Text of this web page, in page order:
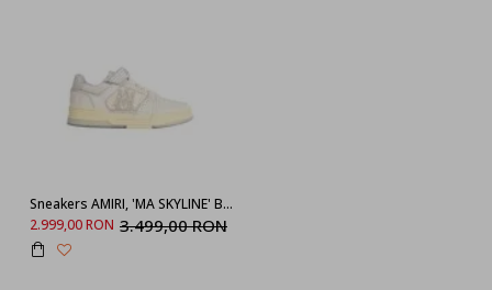
Sneakers AMIRI, 'MA SKYLINE' BLACK LEATHER SNEAKERS
2.999,00 RON 3.499,00 RON